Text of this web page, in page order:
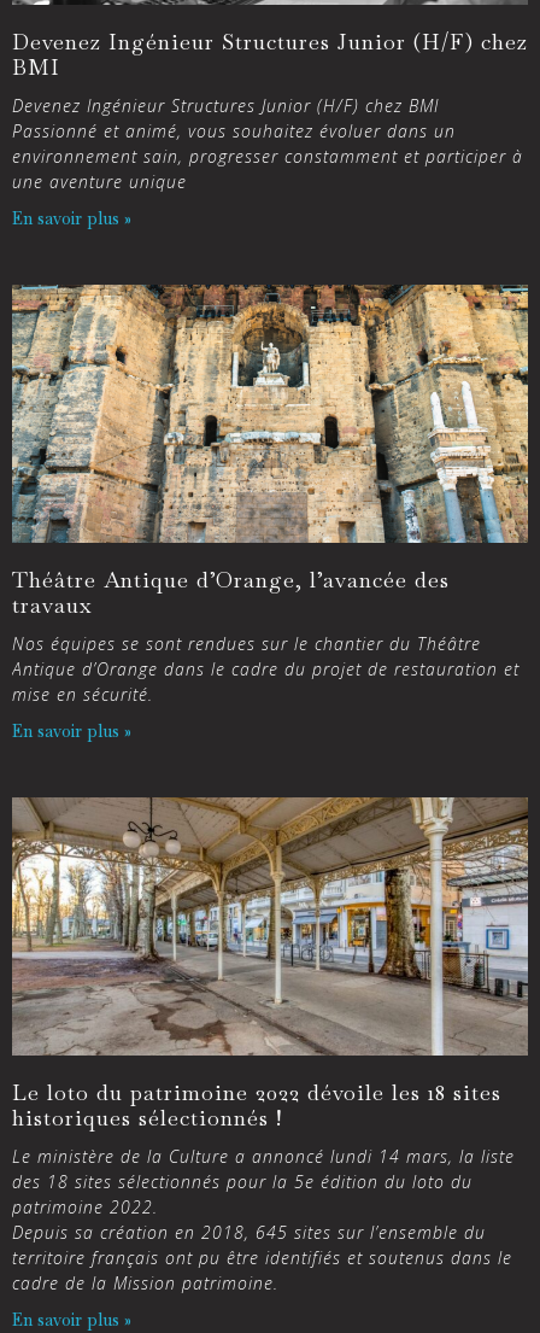
Devenez Ingénieur Structures Junior (H/F) chez
BMI
Devenez Ingénieur Structures Junior (H/F) chez BMI
Passionné et animé, vous souhaitez évoluer dans un
environnement sain, progresser constamment et participer à
une aventure unique
En savoir plus »
Théâtre Antique d’Orange, l’avancée des
travaux
Nos équipes se sont rendues sur le chantier du Théâtre
Antique d’Orange dans le cadre du projet de restauration et
mise en sécurité.
En savoir plus »
Le loto du patrimoine 2022 dévoile les 18 sites
historiques sélectionnés !
Le ministère de la Culture a annoncé lundi 14 mars, la liste
des 18 sites sélectionnés pour la 5e édition du loto du
patrimoine 2022.
Depuis sa création en 2018, 645 sites sur l’ensemble du
territoire français ont pu être identifiés et soutenus dans le
cadre de la Mission patrimoine.
En savoir plus »